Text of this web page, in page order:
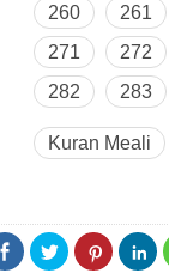
260
261
271
272
282
283
Kuran Meali